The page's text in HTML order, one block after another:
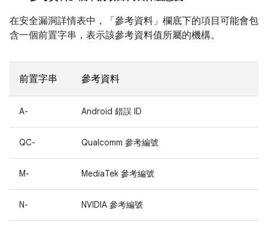
在安全漏洞詳情表中，「參考資料」 欄底下的項目可能會包
含一個前置字串，表示該參考資料值所屬的機構。
前置字串 參考資料
A- Android 錯誤 ID
QC- Qualcomm 參考編號
M- MediaTek 參考編號
N- NVIDIA 參考編號